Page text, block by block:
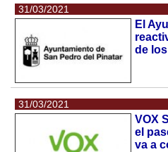
31/03/2021
El
de
31/03/2021
VOX
el
va a